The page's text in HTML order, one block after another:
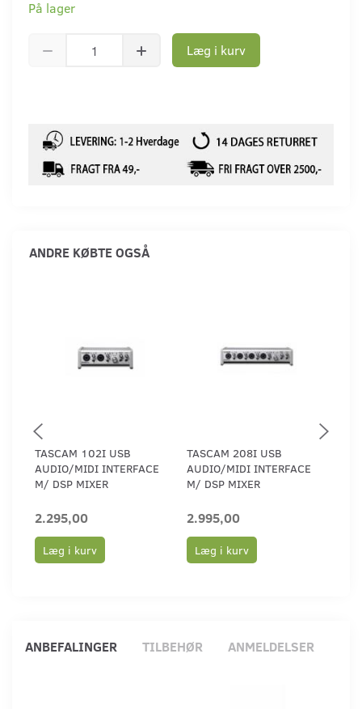
På lager
Læg i kurv
ANDRE KØBTE OGSÅ
TASCAM 102I USB
AUDIO/MIDI INTERFACE
M/ DSP MIXER
2.295,00
Læg i kurv
TASCAM 208I USB
AUDIO/MIDI INTERFACE
M/ DSP MIXER
2.995,00
Læg i kurv
ANBEFALINGER TILBEHØR ANMELDELSER